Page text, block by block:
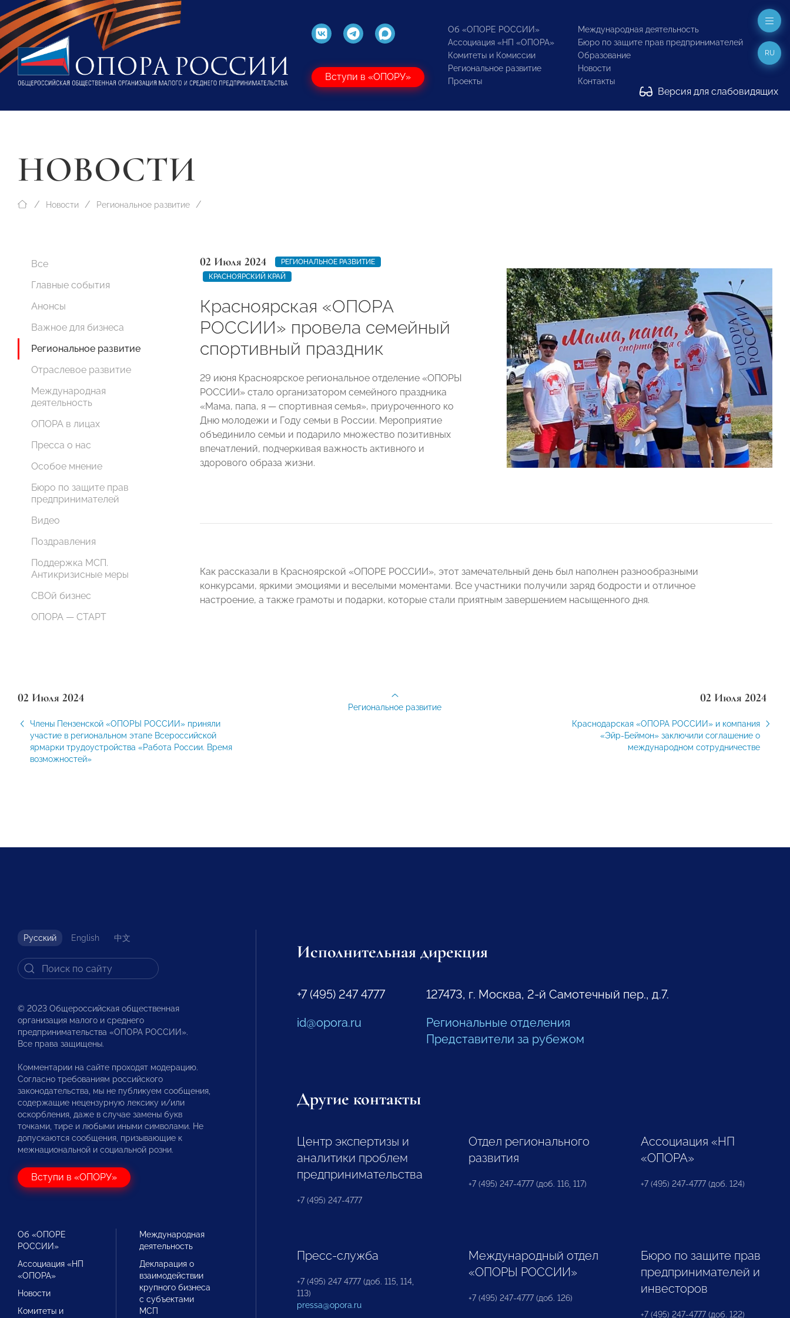
Вступи в «ОПОРУ»
Об «ОПОРЕ РОССИИ»
Ассоциация «НП «ОПОРА»
Комитеты и Комиссии
Региональное развитие
Проекты
Международная деятельность
Бюро по защите прав предпринимателей
Образование
Новости
Контакты
Версия для слабовидящих
RU
НОВОСТИ
Новости Региональное развитие
Все
Главные события
Анонсы
Важное для бизнеса
Региональное развитие
Отраслевое развитие
Международная
деятельность
ОПОРА в лицах
Пресса о нас
Особое мнение
Бюро по защите прав
предпринимателей
Видео
Поздравления
Поддержка МСП.
Антикризисные меры
СВОй бизнес
ОПОРА — СТАРТ
02 Июля 2024
РЕГИОНАЛЬНОЕ РАЗВИТИЕ
КРАСНОЯРСКИЙ КРАЙ
Красноярская «ОПОРА
РОССИИ» провела семейный
спортивный праздник
29 июня Красноярское региональное отделение «ОПОРЫ
РОССИИ» стало организатором семейного праздника
«Мама, папа, я — спортивная семья», приуроченного ко
Дню молодежи и Году семьи в России. Мероприятие
объединило семьи и подарило множество позитивных
впечатлений, подчеркивая важность активного и
здорового образа жизни.
Как рассказали в Красноярской «ОПОРЕ РОССИИ», этот замечательный день был наполнен разнообразными
конкурсами, яркими эмоциями и веселыми моментами. Все участники получили заряд бодрости и отличное
настроение, а также грамоты и подарки, которые стали приятным завершением насыщенного дня.
02 Июля 2024
Члены Пензенской «ОПОРЫ РОССИИ» приняли
участие в региональном этапе Всероссийской
ярмарки трудоустройства «Работа России. Время
возможностей»
02 Июля 2024
Краснодарская «ОПОРА РОССИИ» и компания
«Эйр-Беймон» заключили соглашение о
международном сотрудничестве
Региональное развитие
Русский English 中文
© 2023 Общероссийская общественная
организация малого и среднего
предпринимательства «ОПОРА РОССИИ».
Все права защищены.
Комментарии на сайте проходят модерацию.
Согласно требованиям российского
законодательства, мы не публикуем сообщения,
содержащие нецензурную лексику и/или
оскорбления, даже в случае замены букв
точками, тире и любыми иными символами. Не
допускаются сообщения, призывающие к
межнациональной и социальной розни.
Вступи в «ОПОРУ»
Об «ОПОРЕ
РОССИИ»
Ассоциация «НП
«ОПОРА»
Новости
Комитеты и
Международная
деятельность
Декларация о
взаимодействии
крупного бизнеса
с субъектами
МСП
Исполнительная дирекция
+7 (495) 247 4777
id@opora.ru
127473, г. Москва, 2-й Самотечный пер., д.7.
Региональные отделения
Представители за рубежом
Другие контакты
Центр экспертизы и
аналитики проблем
предпринимательства
+7 (495) 247-4777
Отдел регионального
развития
+7 (495) 247-4777 (доб. 116, 117)
Ассоциация «НП
«ОПОРА»
+7 (495) 247-4777 (доб. 124)
Пресс-служба
+7 (495) 247 4777 (доб. 115, 114,
113)
pressa@opora.ru
Международный отдел
«ОПОРЫ РОССИИ»
+7 (495) 247-4777 (доб. 126)
Бюро по защите прав
предпринимателей и
инвесторов
+7 (495) 247-4777 (доб. 122)